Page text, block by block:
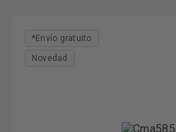
*Envío gratuito
Novedad